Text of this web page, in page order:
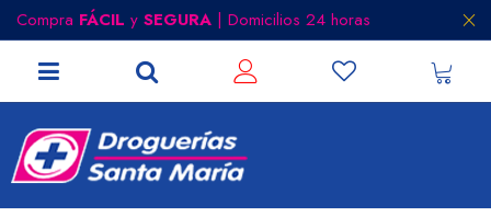
Compra FÁCIL y SEGURA | Domicilios 24 horas